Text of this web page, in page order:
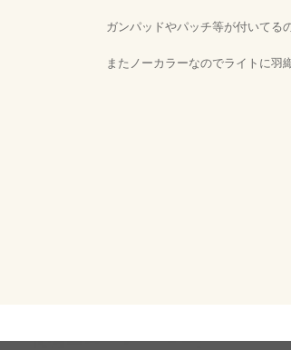
ガンパッドやパッチ等が付いてる
またノーカラーなのでライトに羽